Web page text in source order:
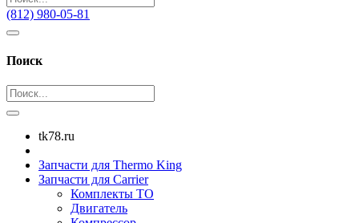
(812) 980-05-81
Поиск
tk78.ru
Запчасти для Thermo King
Запчасти для Carrier
Комплекты ТО
Двигатель